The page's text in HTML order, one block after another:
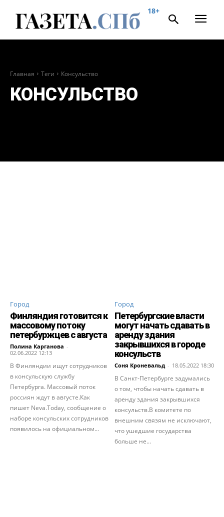
18+
Главная Теги Консульство
КОНСУЛЬСТВО
Город
Финляндия готовится к
массовому потоку
петербуржцев с августа
Полина Карганова -
02.06.2022 12:13
В Финляндии ищут сотрудников
в консульскую службу
Петербурга. Массовый поток
россиян ждут в августе.Как
пишет Neva.Today, сообщение о
наборе консульских сотрудников
появилось на официальном...
Город
Петербургские власти
могут начать сдавать в
аренду здания
закрывшихся в городе
консульств
Соня Кроневальд - 18.05.2022 18:30
В Санкт-Петербурге задумались
о том, чтобы начать сдавать в
аренду здания закрывшихся
консульств.В комитете по
внешним связям не исключают,
что ушедшие государства
больше не...